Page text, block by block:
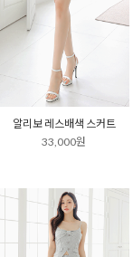
알리보 레스배색 스커트
33,000원